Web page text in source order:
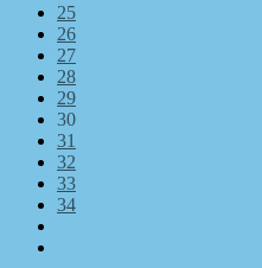
25
26
27
28
29
30
31
32
33
34